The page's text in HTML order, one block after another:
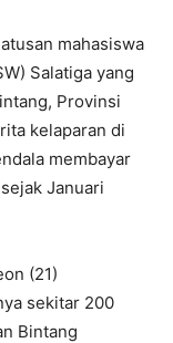
mahasiswa
Salatiga yang
Provinsi
kelaparan di
membayar
Januari
(21)
sekitar 200
Bintang